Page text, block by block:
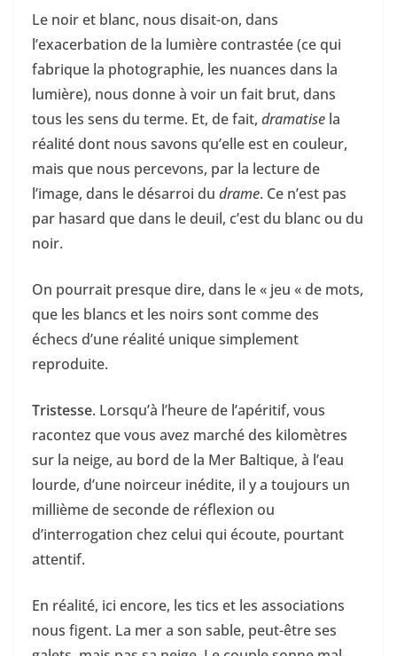
Le noir et blanc, nous disait-on, dans
l’exacerbation de la lumière contrastée (ce qui
fabrique la photographie, les nuances dans la
lumière), nous donne à voir un fait brut, dans
tous les sens du terme. Et, de fait, dramatise la
réalité dont nous savons qu’elle est en couleur,
mais que nous percevons, par la lecture de
l’image, dans le désarroi du drame. Ce n’est pas
par hasard que dans le deuil, c’est du blanc ou du
noir.
On pourrait presque dire, dans le « jeu « de mots,
que les blancs et les noirs sont comme des
échecs d’une réalité unique simplement
reproduite.
Tristesse. Lorsqu’à l’heure de l’apéritif, vous
racontez que vous avez marché des kilomètres
sur la neige, au bord de la Mer Baltique, à l’eau
lourde, d’une noirceur inédite, il y a toujours un
millième de seconde de réflexion ou
d’interrogation chez celui qui écoute, pourtant
attentif.
En réalité, ici encore, les tics et les associations
nous figent. La mer a son sable, peut-être ses